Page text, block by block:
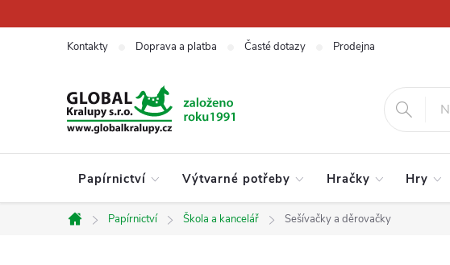
na
Kontakty Doprava a platba Časté dotazy Prodejna
Papírnictví Výtvarné potřeby Hračky Hry
Domů
Papírnictví Škola a kancelář Sešívačky a děrovačky